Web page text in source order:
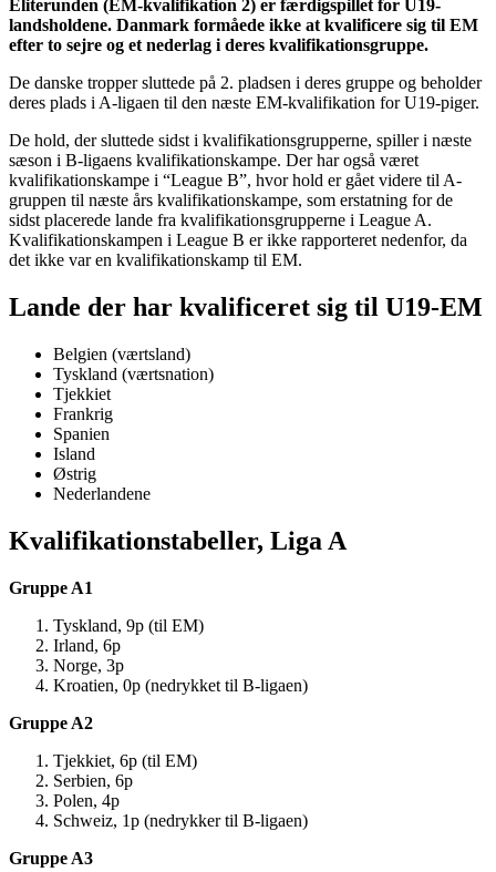
Eliterunden (EM-kvalifikation 2) er færdigspillet for U19-
landsholdene. Danmark formåede ikke at kvalificere sig til EM
efter to sejre og et nederlag i deres kvalifikationsgruppe.
De danske tropper sluttede på 2. pladsen i deres gruppe og beholder
deres plads i A-ligaen til den næste EM-kvalifikation for U19-piger.
De hold, der sluttede sidst i kvalifikationsgrupperne, spiller i næste
sæson i B-ligaens kvalifikationskampe. Der har også været
kvalifikationskampe i “League B”, hvor hold er gået videre til A-
gruppen til næste års kvalifikationskampe, som erstatning for de
sidst placerede lande fra kvalifikationsgrupperne i League A.
Kvalifikationskampen i League B er ikke rapporteret nedenfor, da
det ikke var en kvalifikationskamp til EM.
Lande der har kvalificeret sig til U19-EM
Belgien (værtsland)
Tyskland (værtsnation)
Tjekkiet
Frankrig
Spanien
Island
Østrig
Nederlandene
Kvalifikationstabeller, Liga A
Gruppe A1
Tyskland, 9p (til EM)
Irland, 6p
Norge, 3p
Kroatien, 0p (nedrykket til B-ligaen)
Gruppe A2
Tjekkiet, 6p (til EM)
Serbien, 6p
Polen, 4p
Schweiz, 1p (nedrykker til B-ligaen)
Gruppe A3